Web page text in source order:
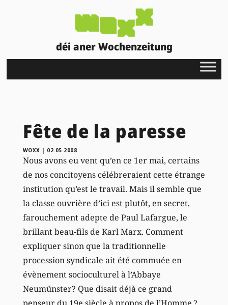
déi aner Wochenzeitung
Fête de la paresse
WOXX | 02.05.2008
Nous avons eu vent qu’en ce 1er mai, certains
de nos concitoyens célébreraient cette étrange
institution qu’est le travail. Mais il semble que
la classe ouvrière d’ici est plutôt, en secret,
farouchement adepte de Paul Lafargue, le
brillant beau-fils de Karl Marx. Comment
expliquer sinon que la traditionnelle
procession syndicale ait été commuée en
évènement socioculturel à l’Abbaye
Neumünster? Que disait déjà ce grand